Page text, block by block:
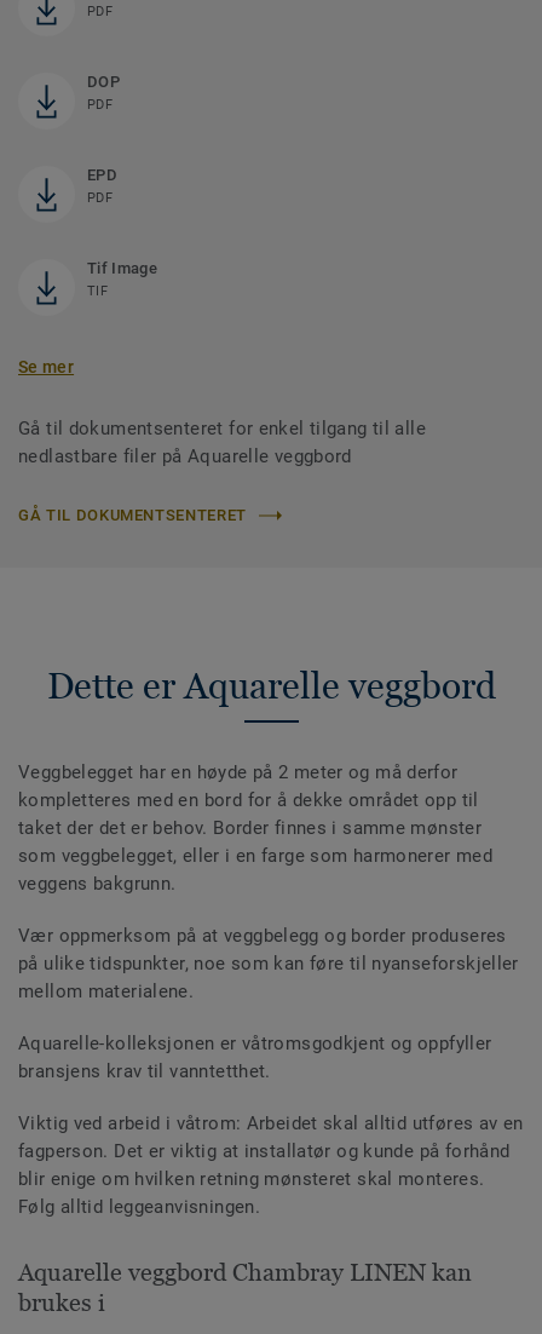
PDF
DOP
PDF
EPD
PDF
Tif Image
TIF
Se mer
Gå til dokumentsenteret for enkel tilgang til alle
nedlastbare filer på Aquarelle veggbord
GÅ TIL DOKUMENTSENTERET
Dette er Aquarelle veggbord
Veggbelegget har en høyde på 2 meter og må derfor
kompletteres med en bord for å dekke området opp til
taket der det er behov. Border finnes i samme mønster
som veggbelegget, eller i en farge som harmonerer med
veggens bakgrunn.
Vær oppmerksom på at veggbelegg og border produseres
på ulike tidspunkter, noe som kan føre til nyanseforskjeller
mellom materialene.
Aquarelle-kolleksjonen er våtromsgodkjent og oppfyller
bransjens krav til vanntetthet.
Viktig ved arbeid i våtrom: Arbeidet skal alltid utføres av en
fagperson. Det er viktig at installatør og kunde på forhånd
blir enige om hvilken retning mønsteret skal monteres.
Følg alltid leggeanvisningen.
Aquarelle veggbord Chambray LINEN kan
brukes i